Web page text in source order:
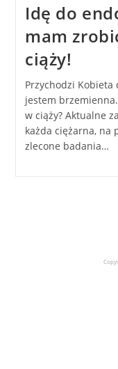
Idę do
mam
ciąży!
Przychodzi
jestem
w ciąży? Aktualne
każda ciężarna, na
zlecone badania…